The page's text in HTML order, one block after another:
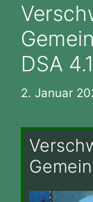
DSA
2. Januar